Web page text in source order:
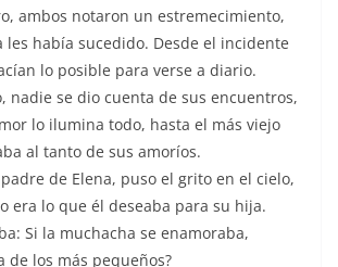
ambos notaron un estremecimiento,
les había sucedido. Desde el incidente
lo posible para verse a diario.
nadie se dio cuenta de sus encuentros,
lo ilumina todo, hasta el más viejo
al tanto de sus amoríos.
de Elena, puso el grito en el cielo,
era lo que él deseaba para su hija.
Si la muchacha se enamoraba,
de los más pequeños?